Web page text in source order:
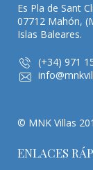
Es Pla de Sant
07712 Mahón,
Islas Baleares.
(+34) 971
© MNK Villas
ENLACES